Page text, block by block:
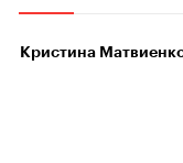
Кристина